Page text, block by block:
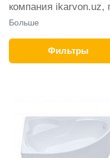
компания ikarvon.uz,
среди наших
условия продажи
интернет-магазине
производителями и
постоянно
любом количестве
это дополняет
Ванны от ikarvon.uz
цен. Причем здесь
для каждой позиции
Больше
Фильтры